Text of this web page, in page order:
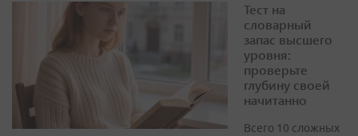
Тест на
словарный
запас высшего
уровня:
проверьте
глубину своей
начитанно
Всего 10 сложных